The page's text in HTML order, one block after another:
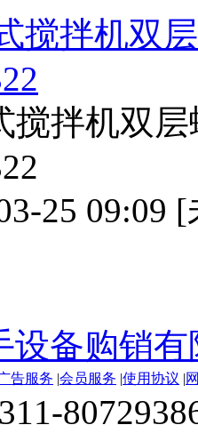
搅拌机双
搅拌机双
25 09:09
设备购销有
告服务 |会员服务 |使用协议 |